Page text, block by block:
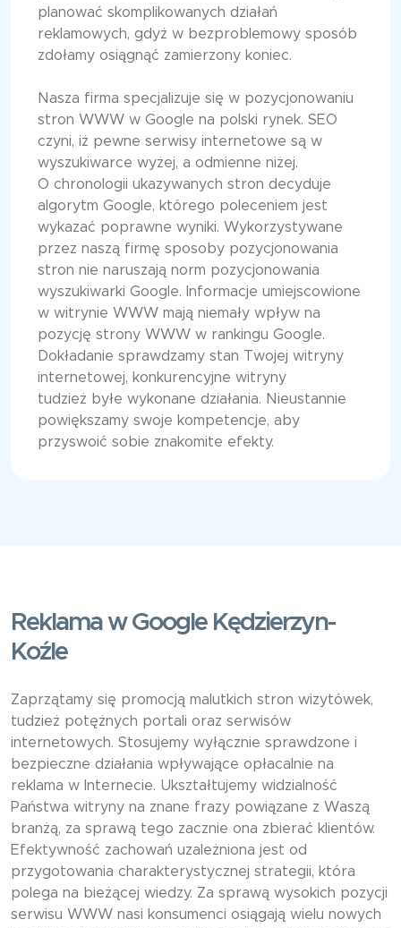
planować skomplikowanych działań
reklamowych, gdyż w bezproblemowy sposób
zdołamy osiągnąć zamierzony koniec.
Nasza firma specjalizuje się w pozycjonowaniu
stron WWW w Google na polski rynek. SEO
czyni, iż pewne serwisy internetowe są w
wyszukiwarce wyżej, a odmienne niżej.
O chronologii ukazywanych stron decyduje
algorytm Google, którego poleceniem jest
wykazać poprawne wyniki. Wykorzystywane
przez naszą firmę sposoby pozycjonowania
stron nie naruszają norm pozycjonowania
wyszukiwarki Google. Informacje umiejscowione
w witrynie WWW mają niemały wpływ na
pozycję strony WWW w rankingu Google.
Dokładanie sprawdzamy stan Twojej witryny
internetowej, konkurencyjne witryny
tudzież byłe wykonane działania. Nieustannie
powiększamy swoje kompetencje, aby
przyswoić sobie znakomite efekty.
Reklama w Google Kędzierzyn-
Koźle
Zaprzątamy się promocją malutkich stron wizytówek,
tudzież potężnych portali oraz serwisów
internetowych. Stosujemy wyłącznie sprawdzone i
bezpieczne działania wpływające opłacalnie na
reklama w Internecie. Ukształtujemy widzialność
Państwa witryny na znane frazy powiązane z Waszą
branżą, za sprawą tego zacznie ona zbierać klientów.
Efektywność zachowań uzależniona jest od
przygotowania charakterystycznej strategii, która
polega na bieżącej wiedzy. Za sprawą wysokich pozycji
serwisu WWW nasi konsumenci osiągają wielu nowych